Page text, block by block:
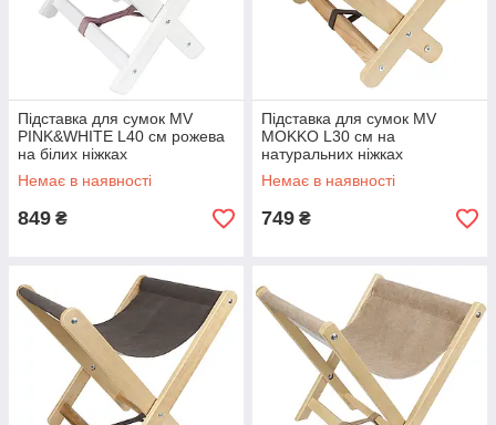
Підставка для сумок MV
PINK&WHITE L40 см рожева
на білих ніжках
Немає в наявності
849 ₴
Підставка для сумок MV
MOKKO L30 см на
натуральних ніжках
Немає в наявності
749 ₴